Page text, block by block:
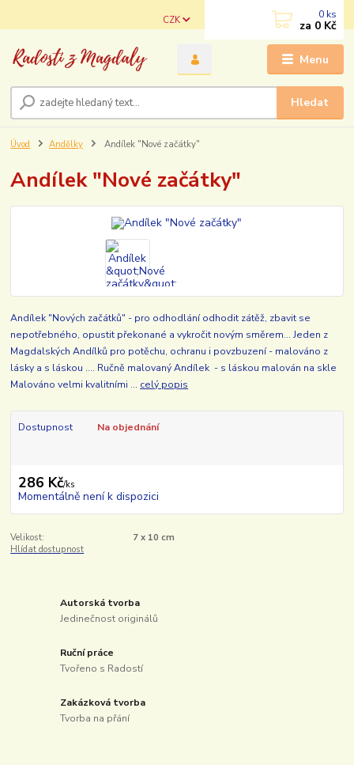
Menu
CZK
Hledat
0 ks
za 0 Kč
Úvod Andělky Andílek "Nové začátky"
Andílek "Nové začátky"
Andílek "Nových začátků" - pro odhodlání odhodit zátěž, zbavit se
nepotřebného, opustit překonané a vykročit novým směrem... Jeden z
Magdalských Andílků pro potěchu, ochranu i povzbuzení - malováno z
lásky a s láskou .... Ručně malovaný Andílek - s láskou malován na skle
Malováno velmi kvalitními ... celý popis
Dostupnost Na objednání
286 Kč/ks
Momentálně není k dispozici
Velikost:
7 x 10 cm
Hlídat dostupnost
Autorská tvorba
Jedinečnost originálů
Ruční práce
Tvořeno s Radostí
Zakázková tvorba
Tvorba na přání